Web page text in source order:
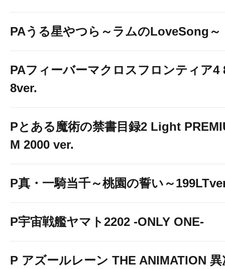
PAうる星やつら～ラムのLoveSong～
PAフィーバーマクロスフロンティア4
8ver.
Pとある魔術の禁書目録2 Light
M 2000 ver.
P真・一騎当千～桃園の誓い～
P宇宙戦艦ヤマト2202 -ONLY ONE-
P アズールレーン THE ANIMATION 異